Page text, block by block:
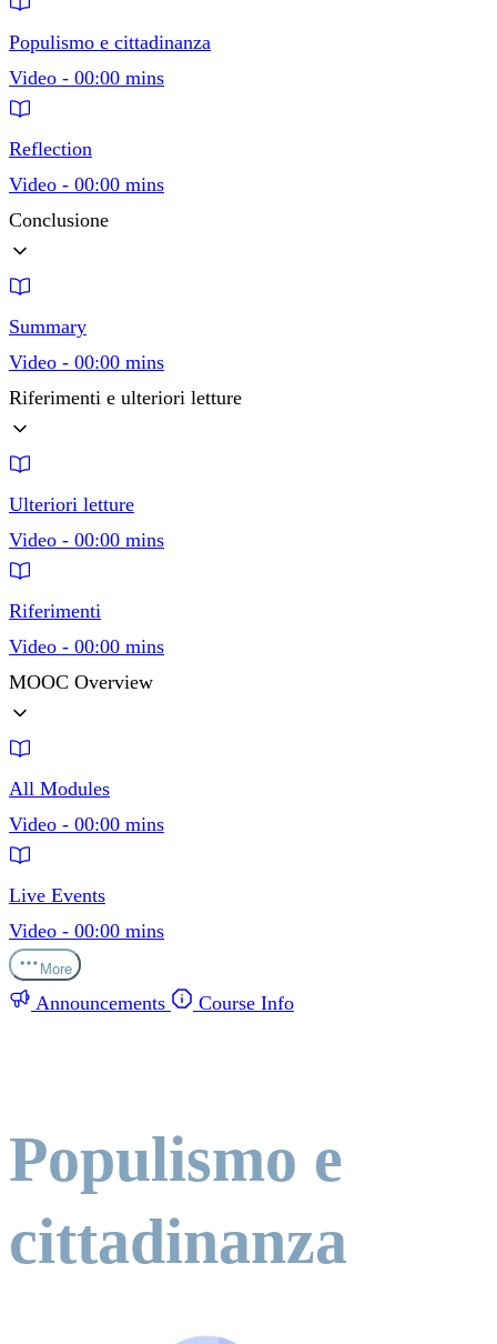
Populismo e cittadinanza
Video - 00:00 mins
Reflection
Video - 00:00 mins
Conclusione
Summary
Video - 00:00 mins
Riferimenti e ulteriori letture
Ulteriori letture
Video - 00:00 mins
Riferimenti
Video - 00:00 mins
MOOC Overview
All Modules
Video - 00:00 mins
Live Events
Video - 00:00 mins
More
Announcements Course Info
Populismo e
cittadinanza